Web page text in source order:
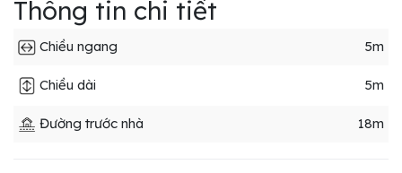
Thông tin chi tiết
Chiều ngang 5m
Chiều dài 5m
Đường trước nhà 18m